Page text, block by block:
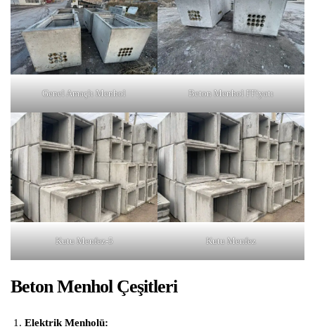
Genel Amaçlı Menhol Beton Menhol FFiyatı
Kutu Menfez-5 Kutu Menfez
Beton Menhol Çeşitleri
Elektrik Menholü: